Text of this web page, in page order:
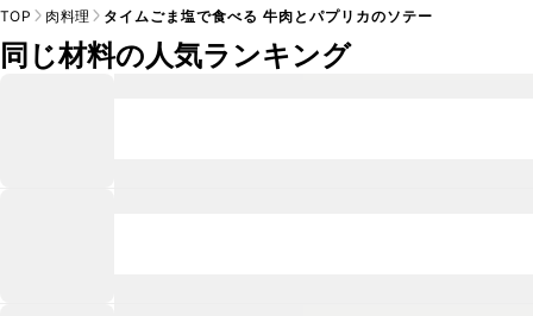
TOP 肉料理 タイムごま塩で食べる 牛肉とパプリカのソテー
同じ材料の人気ランキング